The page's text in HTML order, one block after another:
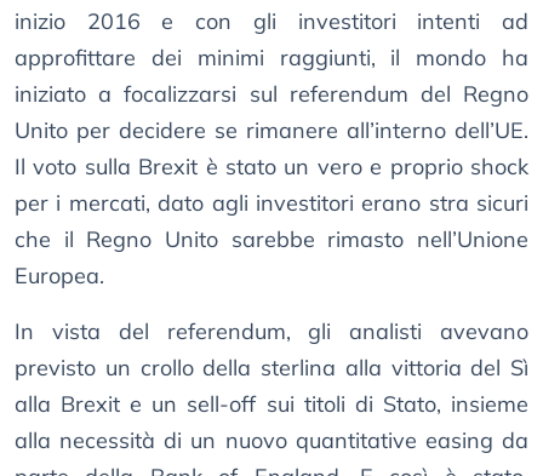
inizio 2016 e con gli investitori intenti ad
approfittare dei minimi raggiunti, il mondo ha
iniziato a focalizzarsi sul referendum del Regno
Unito per decidere se rimanere all’interno dell’UE.
Il voto sulla Brexit è stato un vero e proprio shock
per i mercati, dato agli investitori erano stra sicuri
che il Regno Unito sarebbe rimasto nell’Unione
Europea.
In vista del referendum, gli analisti avevano
previsto un crollo della sterlina alla vittoria del Sì
alla Brexit e un sell-off sui titoli di Stato, insieme
alla necessità di un nuovo quantitative easing da